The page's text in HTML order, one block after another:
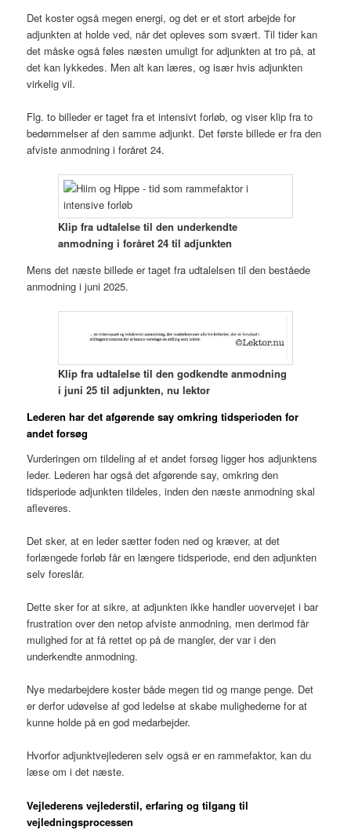
Det koster også megen energi, og det er et stort arbejde for
adjunkten at holde ved, når det opleves som svært. Til tider kan
det måske også føles næsten umuligt for adjunkten at tro på, at
det kan lykkedes. Men alt kan læres, og især hvis adjunkten
virkelig vil.
Flg. to billeder er taget fra et intensivt forløb, og viser klip fra to
bedømmelser af den samme adjunkt. Det første billede er fra den
afviste anmodning i foråret 24.
Klip fra udtalelse til den underkendte
anmodning i foråret 24 til adjunkten
Mens det næste billede er taget fra udtalelsen til den beståede
anmodning i juni 2025.
Klip fra udtalelse til den godkendte anmodning
i juni 25 til adjunkten, nu lektor
Lederen har det afgørende say omkring tidsperioden for
andet forsøg
Vurderingen om tildeling af et andet forsøg ligger hos adjunktens
leder. Lederen har også det afgørende say, omkring den
tidsperiode adjunkten tildeles, inden den næste anmodning skal
afleveres.
Det sker, at en leder sætter foden ned og kræver, at det
forlængede forløb får en længere tidsperiode, end den adjunkten
selv foreslår.
Dette sker for at sikre, at adjunkten ikke handler uovervejet i bar
frustration over den netop afviste anmodning, men derimod får
mulighed for at få rettet op på de mangler, der var i den
underkendte anmodning.
Nye medarbejdere koster både megen tid og mange penge. Det
er derfor udøvelse af god ledelse at skabe mulighederne for at
kunne holde på en god medarbejder.
Hvorfor adjunktvejlederen selv også er en rammefaktor, kan du
læse om i det næste.
Vejlederens vejlederstil, erfaring og tilgang til
vejledningsprocessen